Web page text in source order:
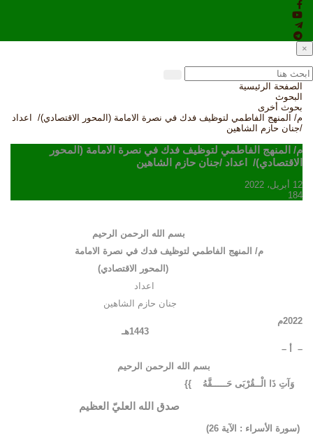
×
الصفحة الرئيسية
البحوث
بحوث أخرى
م/ المنهج الفاطمي لتوظيف فدك في نصرة الامامة (المحور الاقتصادي)/ اعداد
/جنان حازم الشاهين
م/ المنهج الفاطمي لتوظيف فدك في نصرة الامامة (المحور
الاقتصادي)/ اعداد /جنان حازم الشاهين
12 أبريل، 2022
184
بسم الله الرحمن الرحيم
م/ المنهج الفاطمي لتوظيف فدك في نصرة الامامة
(المحور الاقتصادي)
اعداد
جنان حازم الشاهين
2022م
– أ –
بسم الله الرحمن الرحيم
وَآتِ ذَا الْــقُرْبَى حَـــــقَّهُ }}
صدق الله العليّ العظيم
(سورة الأسراء : الآية 26)